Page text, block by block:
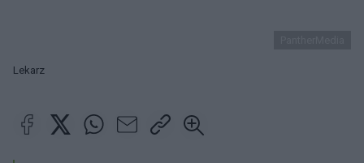
Lekarz